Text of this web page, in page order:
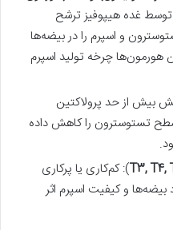
غده هیپوفیز ترشح
و اسپرم را در بیضه‌ها
هورمون‌ها چرخه تولید اسپرم
بیش از حد پرولاکتین
تستوسترون را کاهش داده
): کم‌کاری یا پرکاری
بیضه‌ها و کیفیت اسپرم اثر